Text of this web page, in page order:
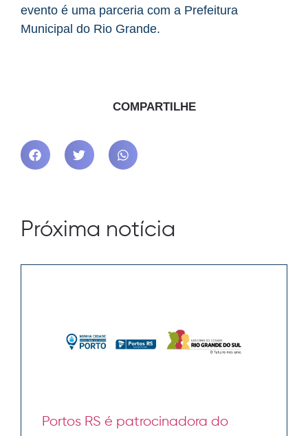
evento é uma parceria com a Prefeitura
Municipal do Rio Grande.
COMPARTILHE
Próxima notícia
Portos RS é patrocinadora do